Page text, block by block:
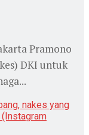
Pramono
DKI untuk